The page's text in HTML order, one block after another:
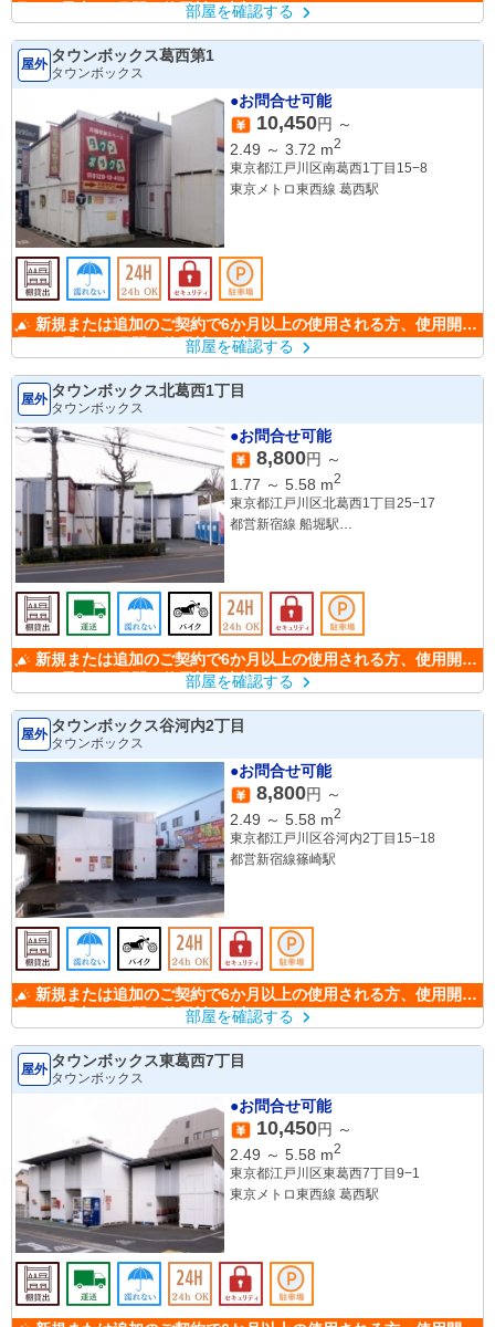
月から最大6か月間の使用料が半額になります。
部屋を確認する
屋外 タウンボックス葛西第1
タウンボックス
●お問合せ可能
10,450円 ～
2.49 ～ 3.72 m2
東京都江戸川区南葛西1丁目15−8
東京メトロ東西線 葛西駅
月から最大6か月間の使用料が半額になります。
部屋を確認する
屋外 タウンボックス北葛西1丁目
タウンボックス
●お問合せ可能
8,800円 ～
1.77 ～ 5.58 m2
東京都江戸川区北葛西1丁目25−17
都営新宿線 船堀駅
月から最大6か月間の使用料が半額になります。
部屋を確認する
屋外 タウンボックス谷河内2丁目
タウンボックス
●お問合せ可能
8,800円 ～
2.49 ～ 5.58 m2
東京都江戸川区谷河内2丁目15−18
都営新宿線篠崎駅
月から最大6か月間の使用料が半額になります。
部屋を確認する
屋外 タウンボックス東葛西7丁目
タウンボックス
●お問合せ可能
10,450円 ～
2.49 ～ 5.58 m2
東京都江戸川区東葛西7丁目9−1
東京メトロ東西線 葛西駅